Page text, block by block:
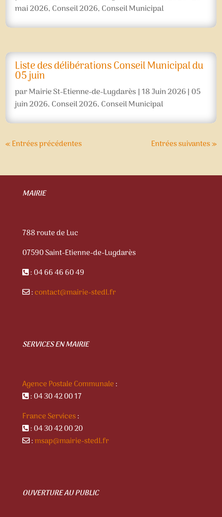
mai 2026, Conseil 2026, Conseil Municipal
Liste des délibérations Conseil Municipal du
05 juin
parMairie St-Etienne-de-Lugdarès|18 Juin 2026| 05
juin 2026, Conseil 2026, Conseil Municipal
« Entrées précédentes Entrées suivantes »
MAIRIE
788 route de Luc
07590 Saint-Etienne-de-Lugdarès
: 04 66 46 60 49
:contact@mairie-stedl.fr
SERVICES EN MAIRIE
Agence Postale Communale :
: 04 30 42 00 17
France Services:
: 04 30 42 00 20
:msap@mairie-stedl.fr
OUVERTURE AU PUBLIC